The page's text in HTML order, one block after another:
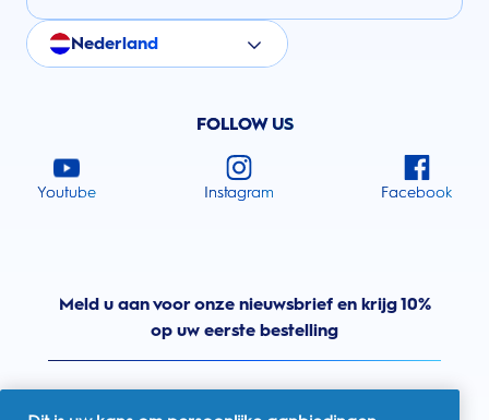
Nederland
FOLLOW US
Youtube Instagram Facebook
Meld u aan voor onze nieuwsbrief en krijg 10%
op uw eerste bestelling